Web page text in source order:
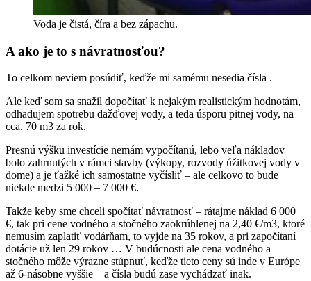
Voda je čistá, číra a bez zápachu.
A ako je to s návratnosťou?
To celkom neviem posúdiť, keďže mi samému nesedia čísla .
Ale keď som sa snažil dopočítať k nejakým realistickým hodnotám,
odhadujem spotrebu dažďovej vody, a teda úsporu pitnej vody, na
cca. 70 m3 za rok.
Presnú výšku investície nemám vypočítanú, lebo veľa nákladov
bolo zahrnutých v rámci stavby (výkopy, rozvody úžitkovej vody v
dome) a je ťažké ich samostatne vyčísliť – ale celkovo to bude
niekde medzi 5 000 – 7 000 €.
Takže keby sme chceli spočítať návratnosť – rátajme náklad 6 000
€, tak pri cene vodného a stočného zaokrúhlenej na 2,40 €/m3, ktoré
nemusím zaplatiť vodárňam, to vyjde na 35 rokov, a pri započítaní
dotácie už len 29 rokov … V budúcnosti ale cena vodného a
stočného môže výrazne stúpnuť, keďže tieto ceny sú inde v Európe
až 6-násobne vyššie – a čísla budú zase vychádzať inak.